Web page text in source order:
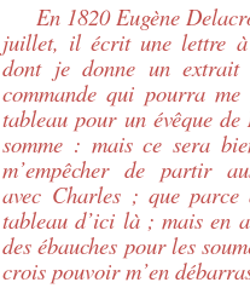
En 1820 Eugène
juillet, il écrit une lettre
dont je donne un
commande qui pourra
tableau pour un évêque
somme : mais ce sera
m’empêcher de partir
avec Charles; que parce
tableau d’ici là ; mais en
des ébauches pour les
crois pouvoir m’en